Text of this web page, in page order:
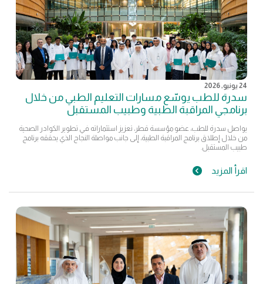
24 يونيو, 2026
سدرة للطب يوسّع مسارات التعليم الطبي من خلال
برنامجي المراقبة الطبية وطبيب المستقبل
يواصل سدرة للطب، عضو مؤسسة قطر، تعزيز استثماراته في تطوير الكوادر الصحية
من خلال إطلاق برنامج المراقبة الطبية، إلى جانب مواصلة النجاح الذي يحققه برنامج
طبيب المستقبل.
اقرأ المزيد